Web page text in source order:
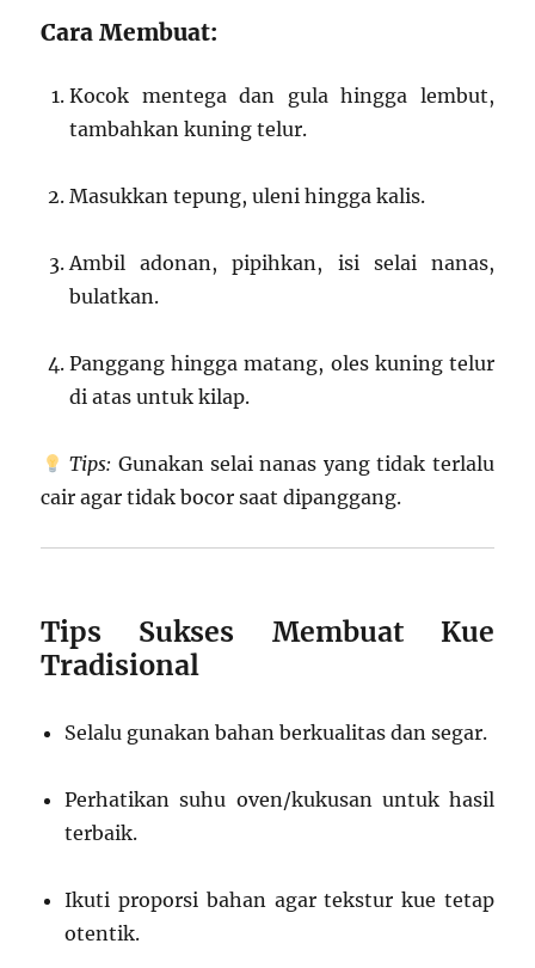
Cara Membuat:
Kocok mentega dan gula hingga lembut,
tambahkan kuning telur.
Masukkan tepung, uleni hingga kalis.
Ambil adonan, pipihkan, isi selai nanas,
bulatkan.
Panggang hingga matang, oles kuning telur
di atas untuk kilap.
Tips: Gunakan selai nanas yang tidak terlalu
cair agar tidak bocor saat dipanggang.
Tips Sukses Membuat Kue
Tradisional
Selalu gunakan bahan berkualitas dan segar.
Perhatikan suhu oven/kukusan untuk hasil
terbaik.
Ikuti proporsi bahan agar tekstur kue tetap
otentik.